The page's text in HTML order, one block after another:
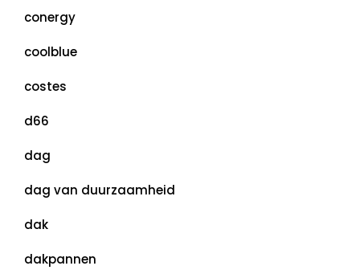
conergy
coolblue
costes
d66
dag
dag van duurzaamheid
dak
dakpannen